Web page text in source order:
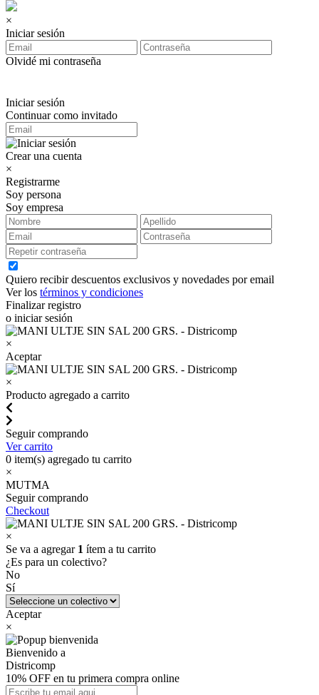
×
Iniciar sesión
Olvidé mi contraseña
Iniciar sesión
Continuar como invitado
Crear una cuenta
×
Registrarme
Soy persona
Soy empresa
Quiero recibir descuentos exclusivos y novedades por email
Ver los términos y condiciones
Finalizar registro
o iniciar sesión
×
Aceptar
×
Producto agregado a carrito
Seguir comprando
Ver carrito
0 item(s) agregado tu carrito
×
MUTMA
Seguir comprando
Checkout
×
Se va a agregar 1 ítem a tu carrito
¿Es para un colectivo?
No
Sí
Aceptar
×
Bienvenido a
Districomp
10% OFF en tu primera compra online